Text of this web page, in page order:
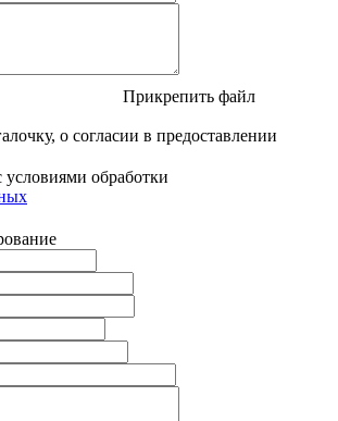
Прикрепить файл
о согласии в предоставлении
обработки